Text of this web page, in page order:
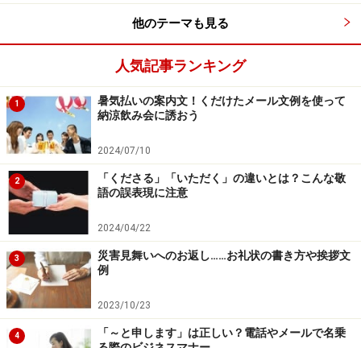
は忘れないよ」（「デジタル大辞泉」より）
「大丈夫」の違和感がある
方とその理由
「お飲み物は食後で大丈夫ですか」に、違和感を覚えたこと
はありませんか？
■問題ない「大丈夫」の使い方
次に挙げる実際の使用例は、辞書に載っている意味とも
合っており、問題ない使い方です。
他のテーマも見る
人気記事ランキング
1
暑気払いの案内文！くだけたメール文例を使って
納涼飲み会に誘おう
2024/07/10
2
「くださる」「いただく」の違いとは？こんな敬
語の誤表現に注意
2024/04/22
3
災害見舞いへのお返し……お礼状の書き方や挨拶文
例
2023/10/23
4
「～と申します」は正しい？電話やメールで名乗